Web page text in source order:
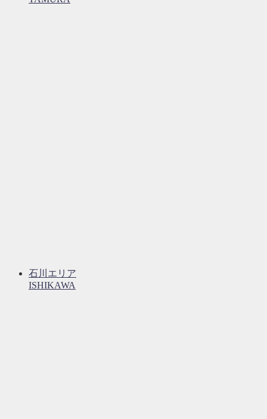
石川エリア
ISHIKAWA